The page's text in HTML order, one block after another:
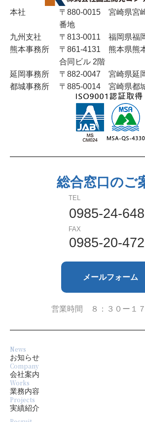
2025年3月
2025年2月
2024年11月
2024年10月
2024年8月
2024年7月
2024年6月
2024年5月
2024年4月
2023年7月
2023年6月
2023年4月
本社
〒880-0015 宮崎県宮
番地
九州支社
〒813-0011 福岡県福
熊本事務所
〒861-4131 熊本県熊
合同ビル 2階
延岡事務所
〒882-0047 宮崎県延
都城事務所
〒885-0014 宮崎県都
総合窓口のご
TEL
0985-24-
FAX
0985-20-
メールフォーム
営業時間 ８：３０ー１
News
お知らせ
Company
会社案内
Works
業務内容
Projects
実績紹介